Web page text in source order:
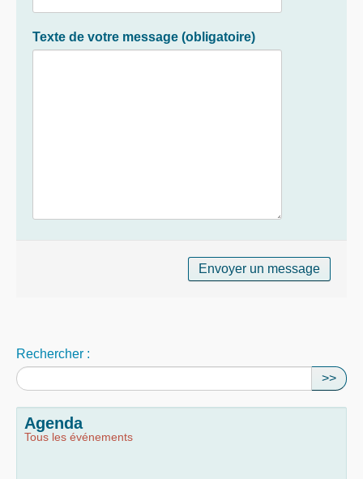
Texte de votre message (obligatoire)
Rechercher :
>>
Agenda
Tous les événements